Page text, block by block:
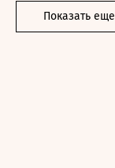
Показать еще